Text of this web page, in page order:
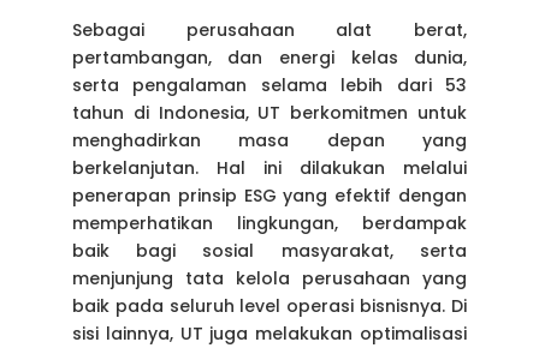
Sebagai perusahaan alat berat,
pertambangan, dan energi kelas dunia,
serta pengalaman selama lebih dari 53
tahun di Indonesia, UT berkomitmen untuk
menghadirkan masa depan yang
berkelanjutan. Hal ini dilakukan melalui
penerapan prinsip ESG yang efektif dengan
memperhatikan lingkungan, berdampak
baik bagi sosial masyarakat, serta
menjunjung tata kelola perusahaan yang
baik pada seluruh level operasi bisnisnya. Di
sisi lainnya, UT juga melakukan optimalisasi